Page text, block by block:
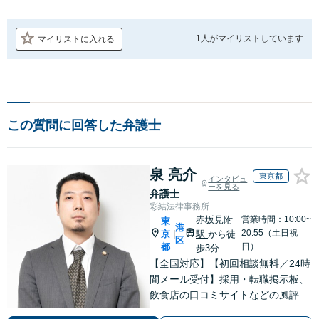
マイリストに入れる 1人がマイリストしています
この質問に回答した弁護士
泉 亮介
弁護士
インタビュ
ーを見る
東京都
彩結法律事務所
東
京
都
港
区
赤坂見附
駅 から徒
歩3分
営業時間：10:00~
20:55（土日祝
日）
【全国対応】【初回相談無料／24時
間メール受付】採用・転職掲示板、
飲食店の口コミサイトなどの風評被